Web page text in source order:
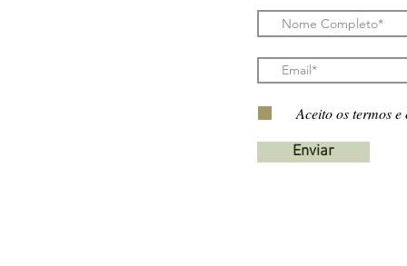
Aceito os termos e
Enviar